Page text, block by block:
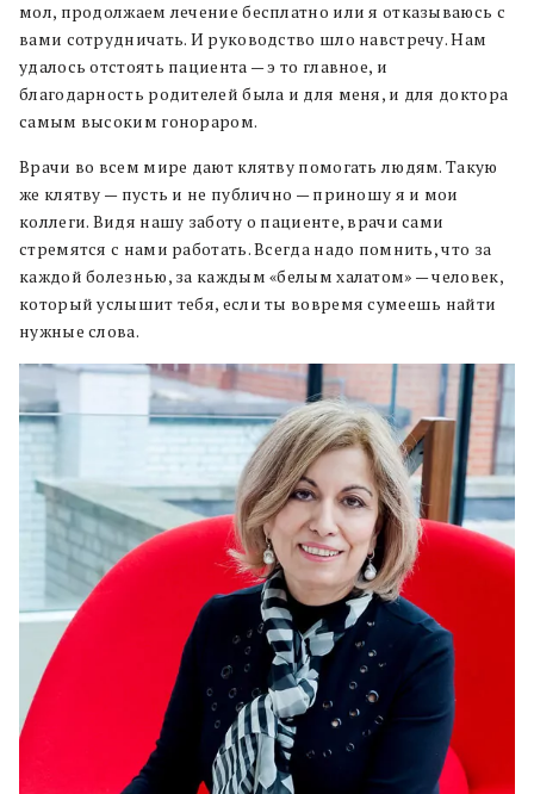
мол, продолжаем лечение бесплатно или я отказываюсь с
вами сотрудничать. И руководство шло навстречу. Нам
удалось отстоять пациента — э то главное, и
благодарность родителей была и для меня, и для доктора
самым высоким гонораром.
Врачи во всем мире дают клятву помогать людям. Такую
же клятву — пусть и не публично — приношу я и мои
коллеги. Видя нашу заботу о пациенте, врачи сами
стремятся с нами работать. Всегда надо помнить, что за
каждой болезнью, за каждым «белым халатом» — человек,
который услышит тебя, если ты вовремя сумеешь найти
нужные слова.